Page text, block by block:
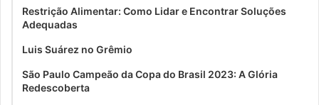
Restrição Alimentar: Como Lidar e Encontrar Soluções
Adequadas
Luis Suárez no Grêmio
São Paulo Campeão da Copa do Brasil 2023: A Glória
Redescoberta